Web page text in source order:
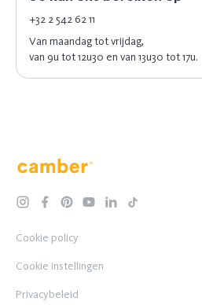
+32 2 542 62 11
Van maandag tot vrijdag,
van 9u tot 12u30 en van 13u30 tot 17u.
Camber
instagramfacebookpinterestyoutubelinkedintiktok
Cookie policy
Cookie instellingen
Privacybeleid